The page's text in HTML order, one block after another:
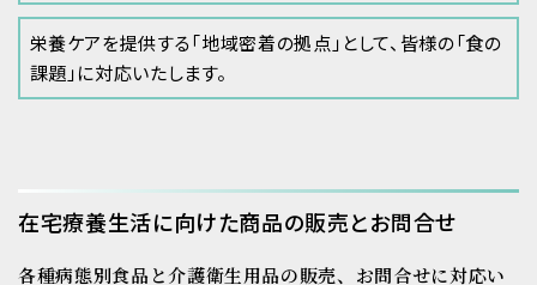
栄養ケアを提供する「地域密着の拠点」として、皆様の「食の
課題」に対応いたします。
在宅療養生活に向けた商品の販売とお問合せ
各種病態別食品と介護衛生用品の販売、お問合せに対応い